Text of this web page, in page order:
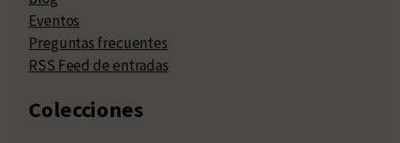
Eventos
Preguntas frecuentes
RSS Feed de entradas
Colecciones